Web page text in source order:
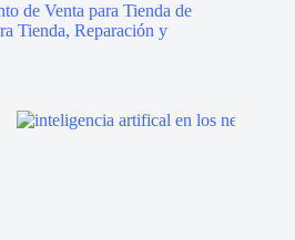
de Venta para Tienda de
Tienda, Reparación y